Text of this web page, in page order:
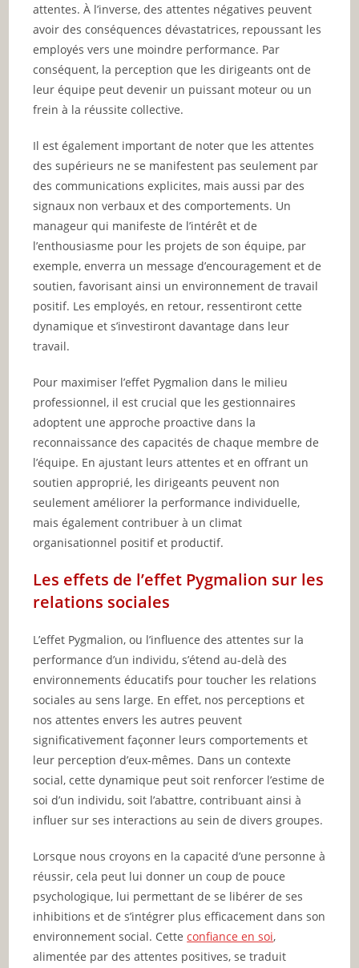
attentes. À l’inverse, des attentes négatives peuvent
avoir des conséquences dévastatrices, repoussant les
employés vers une moindre performance. Par
conséquent, la perception que les dirigeants ont de
leur équipe peut devenir un puissant moteur ou un
frein à la réussite collective.
Il est également important de noter que les attentes
des supérieurs ne se manifestent pas seulement par
des communications explicites, mais aussi par des
signaux non verbaux et des comportements. Un
manageur qui manifeste de l’intérêt et de
l’enthousiasme pour les projets de son équipe, par
exemple, enverra un message d’encouragement et de
soutien, favorisant ainsi un environnement de travail
positif. Les employés, en retour, ressentiront cette
dynamique et s’investiront davantage dans leur
travail.
Pour maximiser l’effet Pygmalion dans le milieu
professionnel, il est crucial que les gestionnaires
adoptent une approche proactive dans la
reconnaissance des capacités de chaque membre de
l’équipe. En ajustant leurs attentes et en offrant un
soutien approprié, les dirigeants peuvent non
seulement améliorer la performance individuelle,
mais également contribuer à un climat
organisationnel positif et productif.
Les effets de l’effet Pygmalion sur les
relations sociales
L’effet Pygmalion, ou l’influence des attentes sur la
performance d’un individu, s’étend au-delà des
environnements éducatifs pour toucher les relations
sociales au sens large. En effet, nos perceptions et
nos attentes envers les autres peuvent
significativement façonner leurs comportements et
leur perception d’eux-mêmes. Dans un contexte
social, cette dynamique peut soit renforcer l’estime de
soi d’un individu, soit l’abattre, contribuant ainsi à
influer sur ses interactions au sein de divers groupes.
Lorsque nous croyons en la capacité d’une personne à
réussir, cela peut lui donner un coup de pouce
psychologique, lui permettant de se libérer de ses
inhibitions et de s’intégrer plus efficacement dans son
environnement social. Cetteconfiance en soi,
alimentée par des attentes positives, se traduit